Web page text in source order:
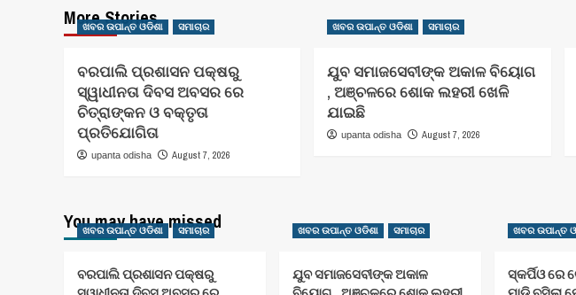
More Stories
ଖବର ଉପାନ୍ତ ଓଡିଶା ସମାଚାର
ବରପାଲି ପ୍ରଶାସନ ପକ୍ଷରୁ
ସ୍ୱାଧୀନତା ଦିବସ ଅବସର ରେ
ଚିତ୍ରାଙ୍କନ ଓ ବକ୍ତୃତା
ପ୍ରତିଯୋଗିତା
upanta odisha August 7, 2026
ଖବର ଉପାନ୍ତ ଓଡିଶା ସମାଚାର
ଯୁବ ସମାଜସେବୀଙ୍କ ଅକାଳ ବିୟୋଗ
, ଅଞ୍ଚଳରେ ଶୋକ ଲହରୀ ଖେଳି
ଯାଇଛି
upanta odisha August 7, 2026
You may have missed
ଖବର ଉପାନ୍ତ ଓଡିଶା ସମାଚାର
ବରପାଲି ପ୍ରଶାସନ ପକ୍ଷରୁ
ଖବର ଉପାନ୍ତ ଓଡିଶା ସମାଚାର
ଯୁବ ସମାଜସେବୀଙ୍କ ଅକାଳ
ଖବର ଉପାନ୍ତ
ସ୍କର୍ପିଓ ରେ